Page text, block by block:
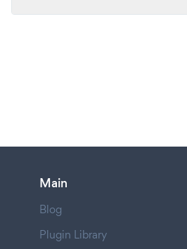
Main
Blog
Plugin Library